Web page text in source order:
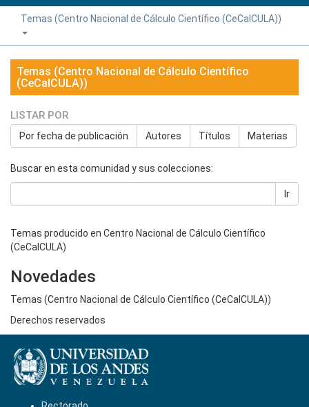
Temas (Centro Nacional de Cálculo Científico (CeCalCULA))
Temas (Centro Nacional de Cálculo Científico
(CeCalCULA))
LISTAR POR
Por fecha de publicación Autores Títulos Materias
Buscar en esta comunidad y sus colecciones:
Ir
Temas producido en Centro Nacional de Cálculo Científico
(CeCalCULA)
Novedades
Temas (Centro Nacional de Cálculo Científico (CeCalCULA))
Derechos reservados